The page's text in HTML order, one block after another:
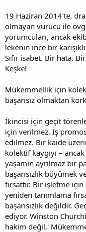
19 Haziran 2014'te,
olmayan vurucu ile
yorumcuları, ancak
lekenin ince bir
Sıfır isabet. Bir hata.
Keşke!
Mükemmellik için
başarısız olmaktan
İkincisi için geçit
için verilmez. İş
edilmez. Bir kaide
kolektif kaygıyı – ancak
yaşamın ayrılmaz bir
başarısızlık büyümek
fırsattır. Bir işletme için
yeniden tanımlama
başarısızlık değildir.
ediyor. Winston
hakim değil,'